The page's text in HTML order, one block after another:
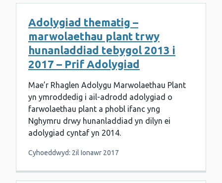
Adolygiad thematig –
marwolaethau plant trwy
hunanladdiad tebygol 2013 i
2017 – Prif Adolygiad
Mae’r Rhaglen Adolygu Marwolaethau Plant
yn ymroddedig i ail-adrodd adolygiad o
farwolaethau plant a phobl ifanc yng
Nghymru drwy hunanladdiad yn dilyn ei
adolygiad cyntaf yn 2014.
Cyhoeddwyd: 2il Ionawr 2017